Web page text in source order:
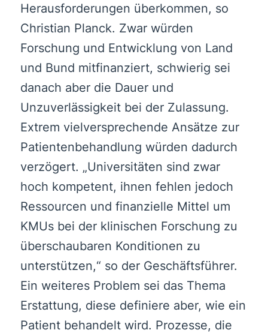
Herausforderungen überkommen, so
Christian Planck. Zwar würden
Forschung und Entwicklung von Land
und Bund mitfinanziert, schwierig sei
danach aber die Dauer und
Unzuverlässigkeit bei der Zulassung.
Extrem vielversprechende Ansätze zur
Patientenbehandlung würden dadurch
verzögert. „Universitäten sind zwar
hoch kompetent, ihnen fehlen jedoch
Ressourcen und finanzielle Mittel um
KMUs bei der klinischen Forschung zu
überschaubaren Konditionen zu
unterstützen,“ so der Geschäftsführer.
Ein weiteres Problem sei das Thema
Erstattung, diese definiere aber, wie ein
Patient behandelt wird. Prozesse, die